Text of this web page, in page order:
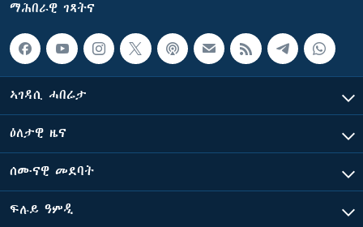
ማሕበራዊ ገጻትና
ኣገዳሲ ሓበሬታ
ዕለታዊ ዜና
ሰሙናዊ መደባት
ፍሉይ ዓምዲ